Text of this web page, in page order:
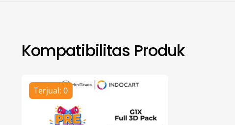
Kompatibilitas Produk
Terjual: 0